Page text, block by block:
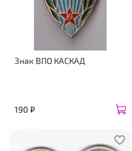
Знак ВПО КАСКАД
190 ₽